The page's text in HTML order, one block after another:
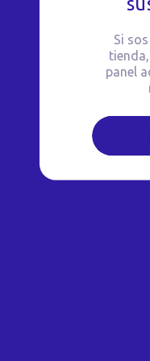
Si
panel